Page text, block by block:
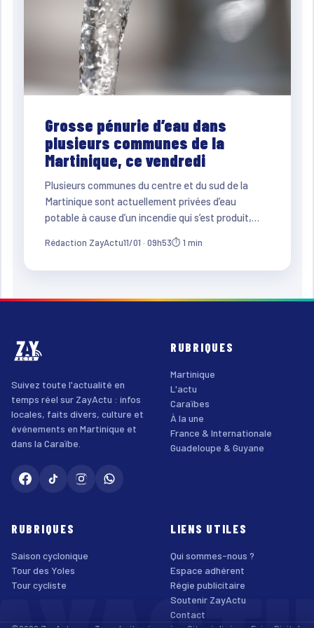
Grosse pénurie d’eau dans
plusieurs communes de la
Martinique, ce vendredi
Plusieurs communes du centre et du sud de la
Martinique sont actuellement privées d’eau
potable à cause d’un incendie qui s’est produit,…
Rédaction ZayActu11/01 · 09h53⏱ 1 min
Suivez toute l'actualité en
temps réel sur ZayActu : infos
locales, faits divers, culture et
événements en Martinique et
dans la Caraïbe.
RUBRIQUES
Martinique
L'actu
Caraïbes
À la une
France & Internationale
Guadeloupe & Guyane
RUBRIQUES
Saison cyclonique
Tour des Yoles
Tour cycliste
LIENS UTILES
Qui sommes-nous ?
Espace adhérent
Régie publicitaire
Soutenir ZayActu
Contact